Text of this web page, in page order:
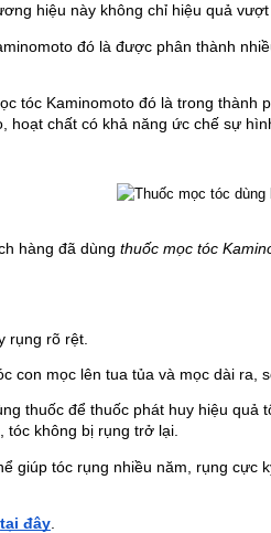
hiệu này không chỉ hiệu quả
đó là được phân thành
tóc Kaminomoto đó là trong
hoạt chất có khả năng ức chế sự
hàng đã dùng thuốc mọc tóc
rụng rõ rệt.
con mọc lên tua tủa và mọc dài ra,
thuốc để thuốc phát huy hiệu
tóc không bị rụng trở lại.
giúp tóc rụng nhiều năm, rụng cực
tại đây